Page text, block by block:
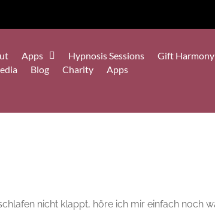
Apps Hypnosis Sessions Gift Harmony
Blog Charity Apps
nicht klappt, höre ich mir einfach noch